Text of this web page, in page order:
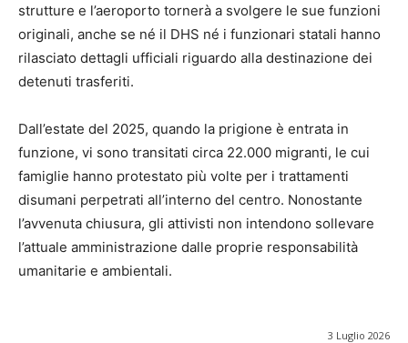
strutture e l’aeroporto tornerà a svolgere le sue funzioni
originali, anche se né il DHS né i funzionari statali hanno
rilasciato dettagli ufficiali riguardo alla destinazione dei
detenuti trasferiti.
Dall’estate del 2025, quando la prigione è entrata in
funzione, vi sono transitati circa 22.000 migranti, le cui
famiglie hanno protestato più volte per i trattamenti
disumani perpetrati all’interno del centro. Nonostante
l’avvenuta chiusura, gli attivisti non intendono sollevare
l’attuale amministrazione dalle proprie responsabilità
umanitarie e ambientali.
3 Luglio 2026